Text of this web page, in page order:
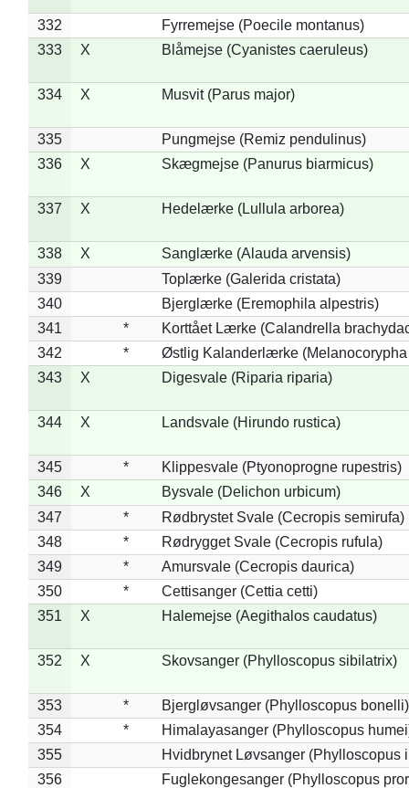
332
Fyrremejse (Poecile montanus)
333
X Blåmejse (Cyanistes caeruleus)
334 X Musvit (Parus major)
335
Pungmejse (Remiz pendulinus)
336
X Skægmejse (Panurus biarmicus)
337 X Hedelærke (Lullula arborea)
338 X
Sanglærke (Alauda arvensis)
339
Toplærke (Galerida cristata)
340
Bjerglærke (Eremophila alpestris)
341
*
Korttået Lærke (Calandrella
342
*
Østlig Kalanderlærke (Melanocorypha
343
X Digesvale (Riparia riparia)
344 X Landsvale (Hirundo rustica)
345 *
Klippesvale (Ptyonoprogne rupestris)
346
X
Bysvale (Delichon urbicum)
347
*
Rødbrystet Svale (Cecropis semirufa)
348
*
Rødrygget Svale (Cecropis rufula)
349
*
Amursvale (Cecropis daurica)
350
*
Cettisanger (Cettia cetti)
351
X Halemejse (Aegithalos caudatus)
352 X Skovsanger (Phylloscopus sibilatrix)
353 *
Bjergløvsanger (Phylloscopus bonelli)
354
*
Himalayasanger (Phylloscopus
355
Hvidbrynet Løvsanger (Phylloscopus
356
Fuglekongesanger (Phylloscopus